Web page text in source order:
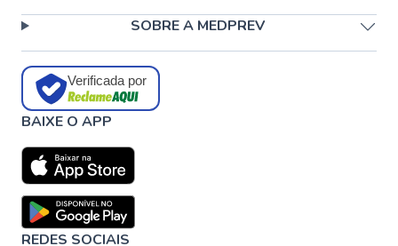
SOBRE A MEDPREV
Verificada por
BAIXE O APP
REDES SOCIAIS